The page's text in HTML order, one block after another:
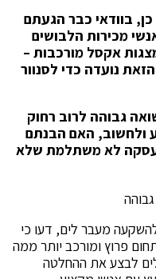
בוודאי כבר הגעתם
מכירות הלבושים
אקסל מורכבות –
נועדה כדי לסנוור
גבוהה לרוב רחוק
ולחשוב, האם הבנתם
לא משתלמת שלא
מעבר לים, דעו כי
פרוץ ומורכב יותר ממה
לבצע את ההחלטה